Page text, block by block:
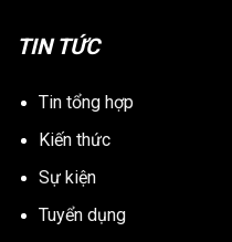
TIN TỨC
Tin tổng hợp
Kiến thức
Sự kiện
Tuyển dụng